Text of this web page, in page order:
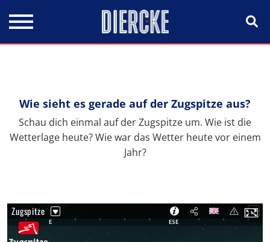
Wie sieht es gerade auf der Zugspitze aus?
Schau dich einmal auf der Zugspitze um. Wie ist die
Wetterlage heute? Wie war das Wetter heute vor einem
Jahr?